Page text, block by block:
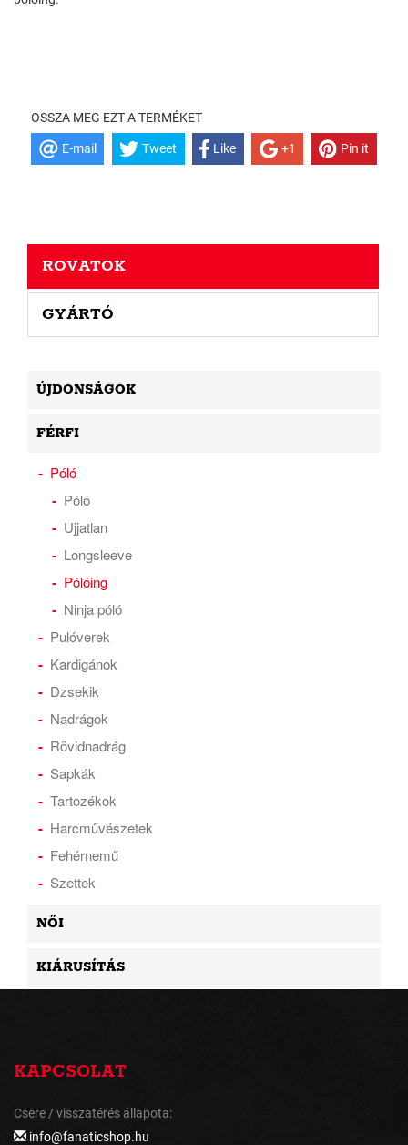
OSSZA MEG EZT A TERMÉKET
E-mail Tweet Like +1 Pin it
ROVATOK
GYÁRTÓ
ÚJDONSÁGOK
FÉRFI
Póló
Póló
Ujjatlan
Longsleeve
Pólóing
Ninja póló
Pulóverek
Kardigánok
Dzsekik
Nadrágok
Rövidnadrág
Sapkák
Tartozékok
Harcművészetek
Fehérnemű
Szettek
NŐI
KIÁRUSÍTÁS
KAPCSOLAT
Csere / visszatérés állapota:
info@fanaticshop.hu